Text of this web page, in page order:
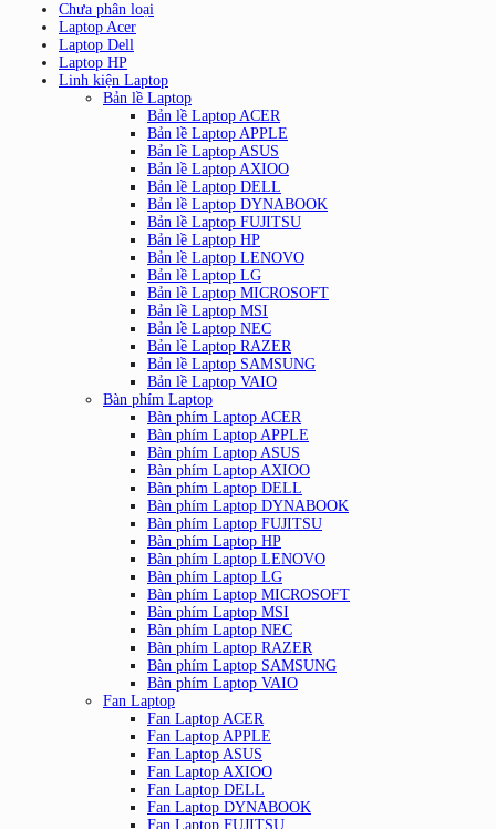
Chưa phân loại
Laptop Acer
Laptop Dell
Laptop HP
Linh kiện Laptop
Bản lề Laptop
Bản lề Laptop ACER
Bản lề Laptop APPLE
Bản lề Laptop ASUS
Bản lề Laptop AXIOO
Bản lề Laptop DELL
Bản lề Laptop DYNABOOK
Bản lề Laptop FUJITSU
Bản lề Laptop HP
Bản lề Laptop LENOVO
Bản lề Laptop LG
Bản lề Laptop MICROSOFT
Bản lề Laptop MSI
Bản lề Laptop NEC
Bản lề Laptop RAZER
Bản lề Laptop SAMSUNG
Bản lề Laptop VAIO
Bàn phím Laptop
Bàn phím Laptop ACER
Bàn phím Laptop APPLE
Bàn phím Laptop ASUS
Bàn phím Laptop AXIOO
Bàn phím Laptop DELL
Bàn phím Laptop DYNABOOK
Bàn phím Laptop FUJITSU
Bàn phím Laptop HP
Bàn phím Laptop LENOVO
Bàn phím Laptop LG
Bàn phím Laptop MICROSOFT
Bàn phím Laptop MSI
Bàn phím Laptop NEC
Bàn phím Laptop RAZER
Bàn phím Laptop SAMSUNG
Bàn phím Laptop VAIO
Fan Laptop
Fan Laptop ACER
Fan Laptop APPLE
Fan Laptop ASUS
Fan Laptop AXIOO
Fan Laptop DELL
Fan Laptop DYNABOOK
Fan Laptop FUJITSU